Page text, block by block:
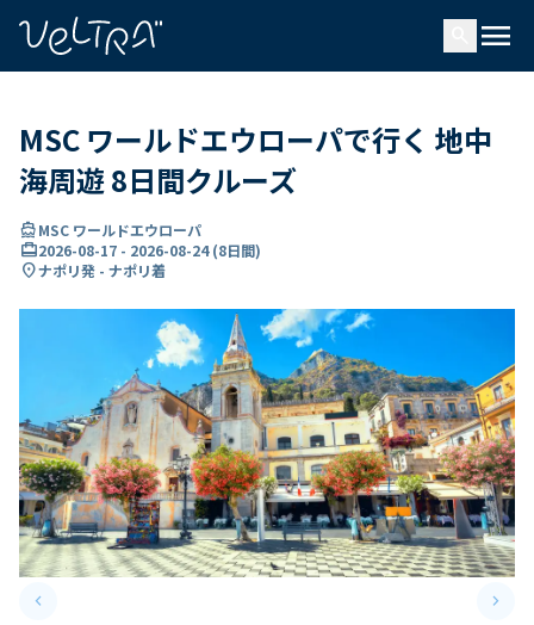
menu
MSC ワールドエウローパで行く 地中
海周遊 8日間クルーズ
directions_boatMSC ワールドエウローパ
card_travel2026-08-17 - 2026-08-24(8日間)
location_onナポリ発 - ナポリ着
keyboard_arrow_leftPrevious slide keyboard_arrow_right